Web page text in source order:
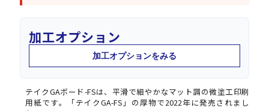
加工オプション
加工オプションをみる
テイクGAボード-FSは、平滑で細やかなマット調の微塗工印刷
用紙です。「テイクGA-FS」の厚物で2022年に発売されまし